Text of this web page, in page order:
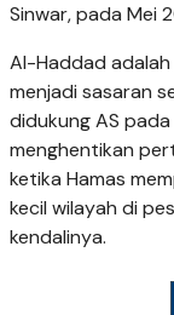
Sinwar, pada Mei
Al-Haddad
menjadi sasaran
didukung AS
menghentikan
ketika Hamas
kecil wilayah di
kendalinya.